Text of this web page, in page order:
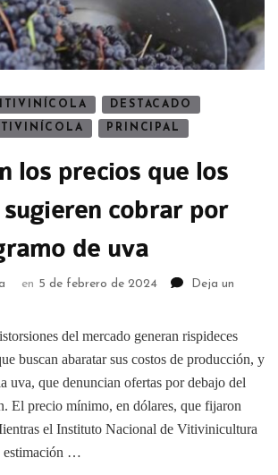
DESTACADO
PRINCIPAL
los precios que los
cobrar por
de uva
en 5 de febrero de 2024
Deja un
del mercado generan rispideces
buscan abaratar sus costos de producción, y
uva, que denuncian ofertas por debajo del
El precio mínimo, en dólares, que fijaron
el Instituto Nacional de Vitivinicultura
estimación …